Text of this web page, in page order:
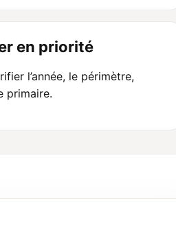
en priorité
l’année, le périmètre,
primaire.